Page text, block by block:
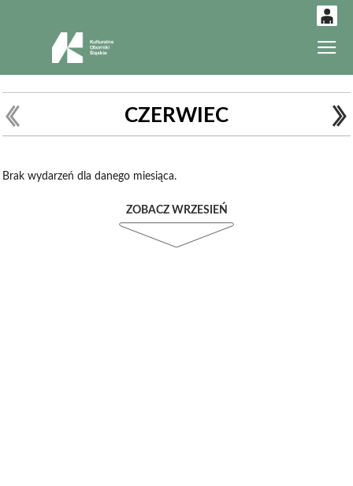
PLN
CZERWIEC
Brak wydarzeń dla danego miesiąca.
ZOBACZ WRZESIEŃ